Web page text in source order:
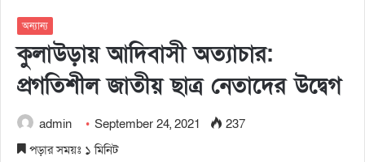
অন্যান্য
কুলাউড়ায় আদিবাসী অত্যাচার:
প্রগতিশীল জাতীয় ছাত্র নেতাদের উদ্বেগ
admin September 24, 2021
237
পড়ার সময়ঃ ১ মিনিট